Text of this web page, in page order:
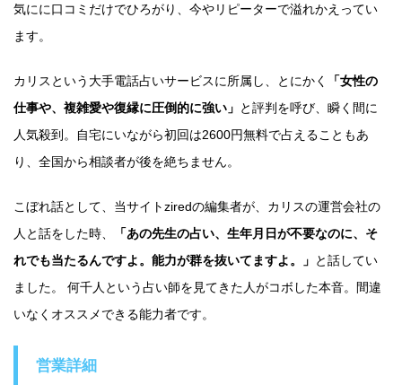
気にに口コミだけでひろがり、今やリピーターで溢れかえってい
ます。
カリスという大手電話占いサービスに所属し、とにかく
「女性の
仕事や、複雑愛や復縁に圧倒的に強い」 と評判を呼び、瞬く間に
人気殺到。自宅にいながら初回は2600円無料で占えることもあ
り、全国から相談者が後を絶ちません。
こぼれ話として、当サイトziredの編集者が、カリスの運営会社の
人と話をした時、
「あの先生の占い、生年月日が不要なのに、そ
れでも当たるんですよ。能力が群を抜いてますよ。」 と話してい
ました。 何千人という占い師を見てきた人がコボした本音。間違
いなくオススメできる能力者です。
営業詳細